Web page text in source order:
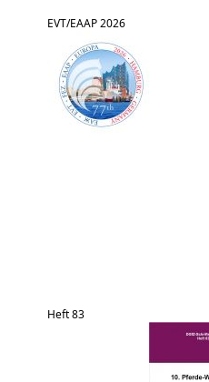
EVT/EAAP 2026
Heft 83